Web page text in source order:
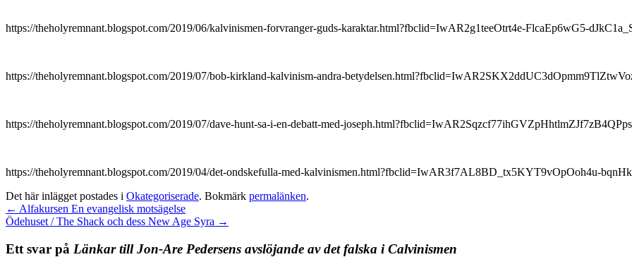
https://theholyremnant.blogspot.com/2019/06/kalvinismen-forvranger-guds-karaktar.html?fbclid=IwAR2g1teeOtrt4e-FlcaEp6wG5-
https://theholyremnant.blogspot.com/2019/07/bob-kirkland-kalvinism-andra-
https://theholyremnant.blogspot.com/2019/07/dave-hunt-sa-i-en-debatt-med-
https://theholyremnant.blogspot.com/2019/04/det-ondskefulla-med-kalvinismen.html?fbclid=IwAR3f7AL8BD_tx5KYT9vOpOoh4u-
Det här inlägget postades i Okategoriserade. Bokmärk permalänken.
← Alfakursen En evangelisk motsägelse
Ödehuset / The Shack och dess New Age Syra →
Ett svar på Länkar till Jon-Are Pedersens avslöjande av det falska i Calvinismen